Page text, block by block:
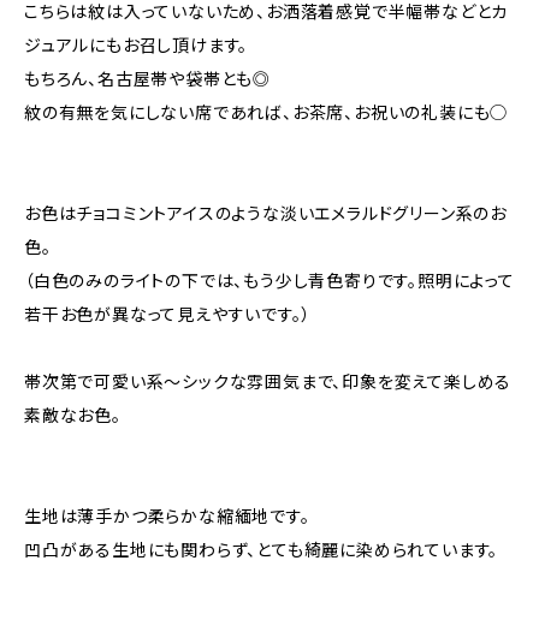
こちらは紋は入っていないため、お洒落着感覚で半幅帯などとカ
ジュアルにもお召し頂けます。
もちろん、名古屋帯や袋帯とも◎
紋の有無を気にしない席であれば、お茶席、お祝いの礼装にも◯
お色はチョコミントアイスのような淡いエメラルドグリーン系のお
色。
（白色のみのライトの下では、もう少し青色寄りです。照明によって
若干お色が異なって見えやすいです。）
帯次第で可愛い系〜シックな雰囲気まで、印象を変えて楽しめる
素敵なお色。
生地は薄手かつ柔らかな縮緬地です。
凹凸がある生地にも関わらず、とても綺麗に染められています。